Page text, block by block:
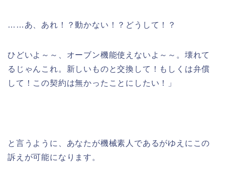
……あ、あれ！？動かない！？どうして！？
ひどいよ～～、オーブン機能使えないよ～～。壊れて
るじゃんこれ。新しいものと交換して！もしくは弁償
して！この契約は無かったことにしたい！」
と言うように、あなたが機械素人であるがゆえにこの
訴えが可能になります。